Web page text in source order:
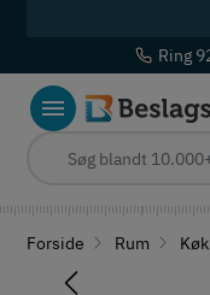
Ring
Forside Rum